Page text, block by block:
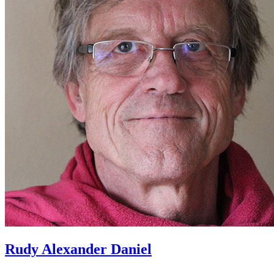
Rudy Alexander Daniel